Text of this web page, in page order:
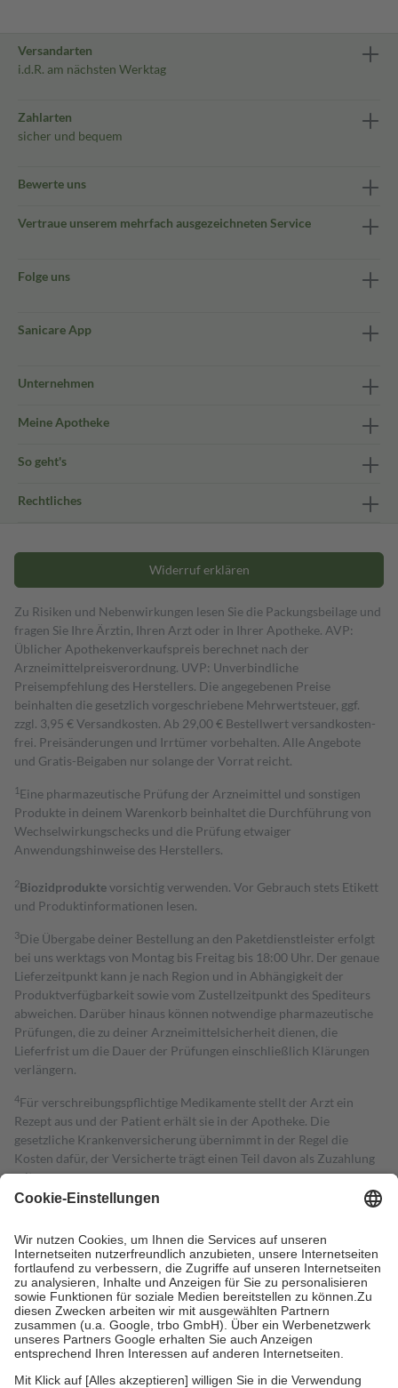
Versandarten
i.d.R. am nächsten Werktag
Zahlarten
sicher und bequem
Bewerte uns
Vertraue unserem mehrfach ausgezeichneten Service
Folge uns
Sanicare App
Unternehmen
Meine Apotheke
So geht's
Rechtliches
Widerruf erklären
Zu Risiken und Nebenwirkungen lesen Sie die Packungsbeilage und
fragen Sie Ihre Ärztin, Ihren Arzt oder in Ihrer Apotheke. AVP:
Üblicher Apothekenverkaufspreis berechnet nach der
Arzneimittelpreisverordnung. UVP: Unverbindliche
Preisempfehlung des Herstellers. Die angegebenen Preise
beinhalten die gesetzlich vorgeschriebene Mehrwertsteuer, ggf.
zzgl. 3,95 € Versandkosten. Ab 29,00 € Bestell­wert versand­kosten­
frei. Preisänderungen und Irrtümer vorbehalten. Alle Angebote
und Gratis-Beigaben nur solange der Vorrat reicht.
1 Eine pharmazeutische Prüfung der Arzneimittel und sonstigen
Produkte in deinem Warenkorb beinhaltet die Durchführung von
Wechselwirkungschecks und die Prüfung etwaiger
Anwendungshinweise des Herstellers.
2Biozidproduktevorsichtig verwenden. Vor Gebrauch stets Etikett
und Produktinformationen lesen.
3Die Übergabe deiner Bestellung an den Paketdienstleister erfolgt
bei uns werktags von Montag bis Freitag bis 18:00 Uhr. Der genaue
Lieferzeitpunkt kann je nach Region und in Abhängigkeit der
Produktverfügbarkeit sowie vom Zustellzeitpunkt des Spediteurs
abweichen. Darüber hinaus können notwendige pharmazeutische
Prüfungen, die zu deiner Arzneimittelsicherheit dienen, die
Lieferfrist um die Dauer der Prüfungen einschließlich Klärungen
verlängern.
4Für verschreibungspflichtige Medikamente stellt der Arzt ein
Rezept aus und der Patient erhält sie in der Apotheke. Die
gesetzliche Krankenversicherung übernimmt in der Regel die
Kosten dafür, der Versicherte trägt einen Teil davon als Zuzahlung
mit.
Grundsätzlich leisten Mitglieder Zuzahlungen in Höhe von zehn
höchstens zehn Euro.
Es sind jedoch nie mehr als die tatsächlichen
Kosten der Leistung zu entrichten.
Diese Regeln gelten grundsätzlich auch für Online-Apotheken.
Bei Heilmitteln und häuslicher Krankenpflege beträgt die
Zuzahlung zehn Prozent der Kosten sowie zehn Euro je
Verordnung.
Um das Engagement der Versicherten für ihre eigene Gesundheit zu
stärken und die besondere Stellung der Familie zu unterstützen,
fallenkeine Zuzahlungenan bei: